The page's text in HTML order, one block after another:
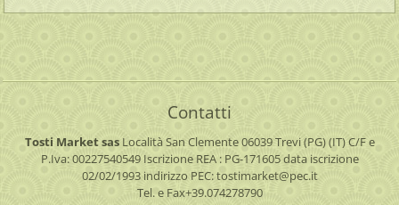
Contatti
Tosti Market sas Località San Clemente06039 Trevi (PG) (IT)C/F e
P.Iva: 00227540549Iscrizione REA : PG-171605data iscrizione
02/02/1993indirizzo PEC: tostimarket@pec.it
Tel. e Fax+39.074278790